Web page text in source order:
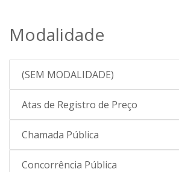
Modalidade
(SEM MODALIDADE)
Atas de Registro de Preço
Chamada Pública
Concorrência Pública